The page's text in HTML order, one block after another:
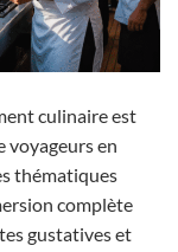
culinaire est
voyageurs en
thématiques
complète
gustatives et